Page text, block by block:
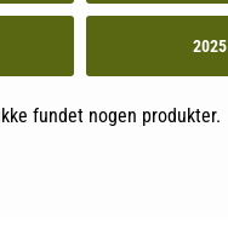
2025
fundet nogen produkter.